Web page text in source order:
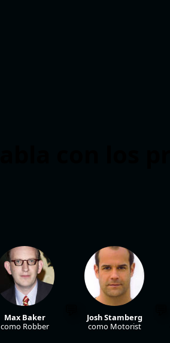
Max Baker
como Robber
Josh Stamberg
como Motorist